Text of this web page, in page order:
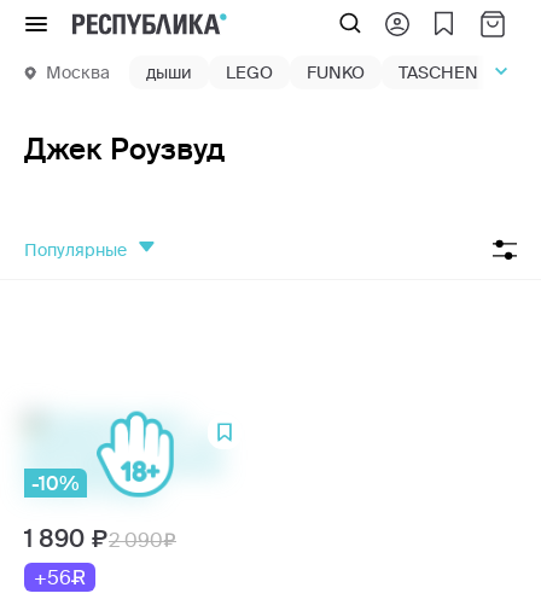
Меню
Москва дыши LEGO FUNKO TASCHEN
Джек Роузвуд
популярные
-10%
1 890
2 090
+56